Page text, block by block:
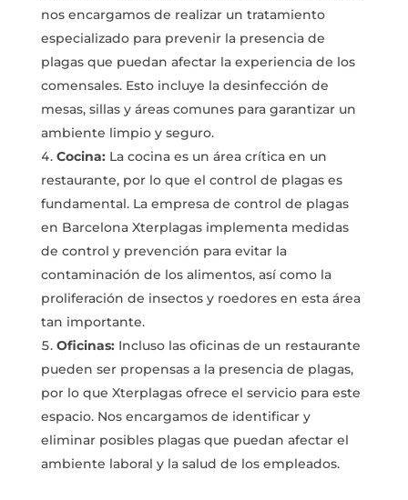
nos encargamos de realizar un tratamiento
especializado para prevenir la presencia de
plagas que puedan afectar la experiencia de los
comensales. Esto incluye la desinfección de
mesas, sillas y áreas comunes para garantizar un
ambiente limpio y seguro.
Cocina: La cocina es un área crítica en un
restaurante, por lo que el control de plagas es
fundamental. La empresa de control de plagas
en BarcelonaXterplagas implementa medidas
de control y prevención para evitar la
contaminación de los alimentos, así como la
proliferación de insectos y roedores en esta área
tan importante.
Oficinas: Incluso las oficinas de un restaurante
pueden ser propensas a la presencia de plagas,
por lo que Xterplagas ofrece el servicio para este
espacio. Nos encargamos de identificar y
eliminar posibles plagas que puedan afectar el
ambiente laboral y la salud de los empleados.